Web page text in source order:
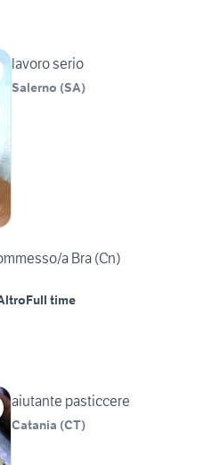
lavoro serio
Salerno (SA)
a Bra (Cn)
Full time
aiutante pasticcere
Catania (CT)